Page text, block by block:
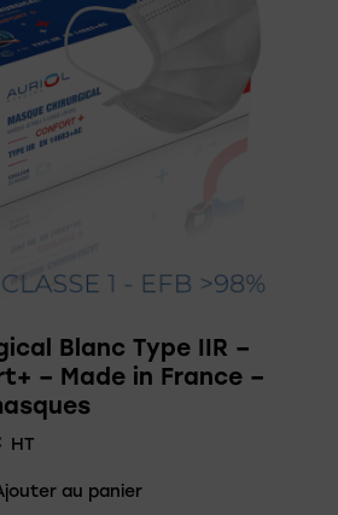
Blanc Type IIR –
– Made in France –
HT
au panier